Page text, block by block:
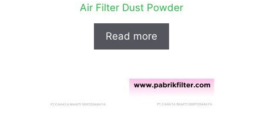
Air Filter Dust Powder
Read more